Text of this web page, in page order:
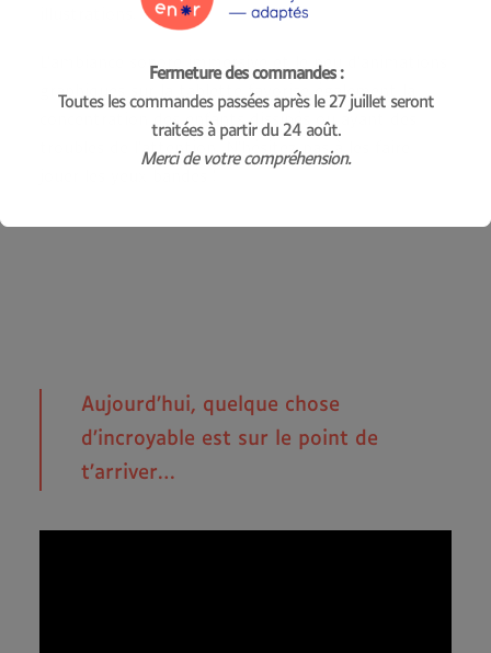
L’ambiance sonore immersive et le peu d’animations
graphiques sur la tablette favorise également la
concentration des enfants dissipés ou ayant des
troubles de l’attention. N’hésitez pas à les faire
Aujourd’hui, quelque chose
d’incroyable est sur le point de
t’arriver…
Fermeture des commandes :
Toutes les commandes passées après le 27 juillet seront
traitées à partir du 24 août.
Merci de votre compréhension.